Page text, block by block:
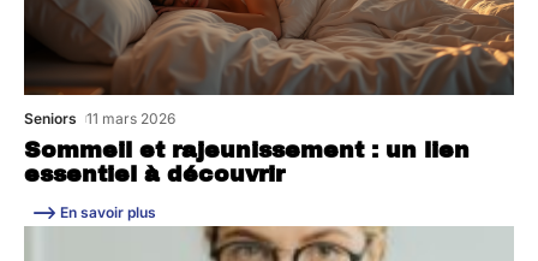
Sommeil et rajeunissement : un lien
essentiel à découvrir
Seniors 11 mars 2026
En savoir plus